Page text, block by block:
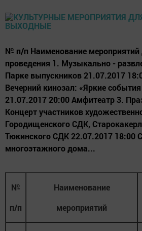
№ п/п Наименование мероприятий
проведения 1. Музыкально -
Парке выпускников 21.07.2017
Вечерний кинозал: «Яркие
21.07.2017 20:00 Амфитеатр 3.
Концерт участников
Городищенского СДК,
Тюкинского СДК 22.07.2017 18:00
многоэтажного дома...
№
п/п
Наименование
мероприятий